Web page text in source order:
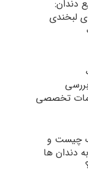
دندان:
لبخندی
تخصصی
چیست و
دندان ها